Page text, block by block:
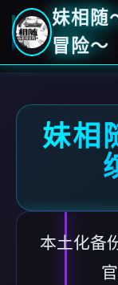
妹相随
冒险～
妹相
本土化备